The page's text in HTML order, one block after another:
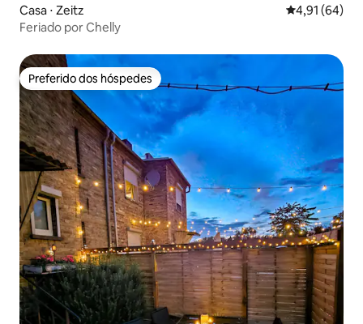
Casa ⋅ Zeitz 4,91 de uma
4,91 (64)
Feriado por Chelly
Preferido dos hóspedes
Preferido dos hóspedes